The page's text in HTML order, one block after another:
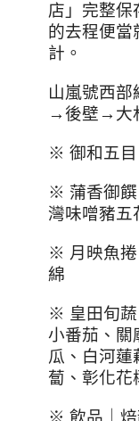
店」完整保
的去程便當
計。
山嵐號西部
→後壁→大
※ 御和五目
※ 蒲香御饌
灣味噌豬五
※ 月映魚捲
綿
※ 皇田旬蔬
小番茄、關
瓜、白河蓮
蔔、彰化花